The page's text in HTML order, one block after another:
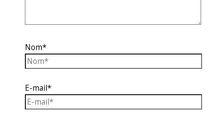
Nom*
E-mail*